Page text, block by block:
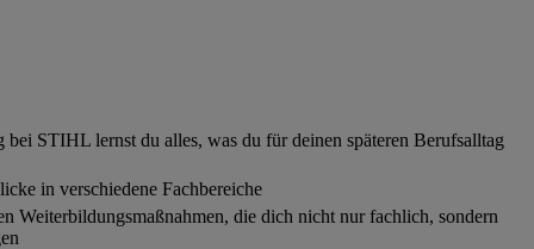
STIHL lernst du alles, was du für deinen späteren Berufsalltag
in verschiedene Fachbereiche
Weiterbildungsmaßnahmen, die dich nicht nur fachlich, sondern